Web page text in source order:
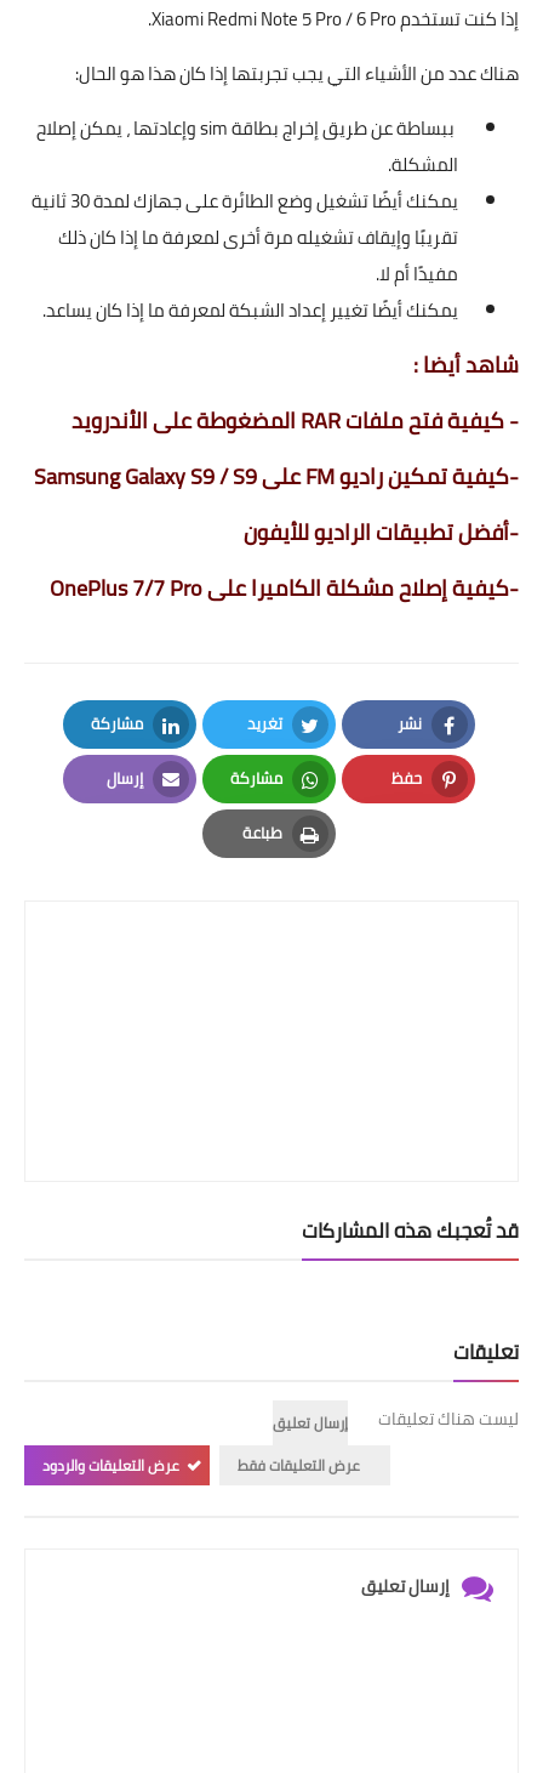
إذا كنت تستخدم Xiaomi Redmi Note 5 Pro / 6 Pro.
هناك عدد من الأشياء التي يجب تجربتها إذا كان هذا هو الحال:
ببساطة عن طريق إخراج بطاقة sim وإعادتها ، يمكن إصلاح
المشكلة.
يمكنك أيضًا تشغيل وضع الطائرة على جهازك لمدة 30 ثانية
تقريبًا وإيقاف تشغيله مرة أخرى لمعرفة ما إذا كان ذلك
مفيدًا أم لا.
يمكنك أيضًا تغيير إعداد الشبكة لمعرفة ما إذا كان يساعد.
شاهد أيضا :
-كيفية فتح ملفات RAR المضغوطة على الأندرويد
-كيفية تمكين راديو FM على Samsung Galaxy S9 / S9
-أفضل تطبيقات الراديو للأيفون
-كيفية إصلاح مشكلة الكاميرا على OnePlus 7/7 Pro
نشر
Facebook
تغريد
Twitter
مشاركة
LinkedIn
حفظ
Pinterest
مشاركة
Whatsapp
إرسال
Email
طباعة
Print
قد تُعجبك هذه المشاركات
تعليقات
ليست هناك تعليقات
إرسال تعليق
عرض التعليقات فقط
عرض التعليقات والردود
إرسال تعليق